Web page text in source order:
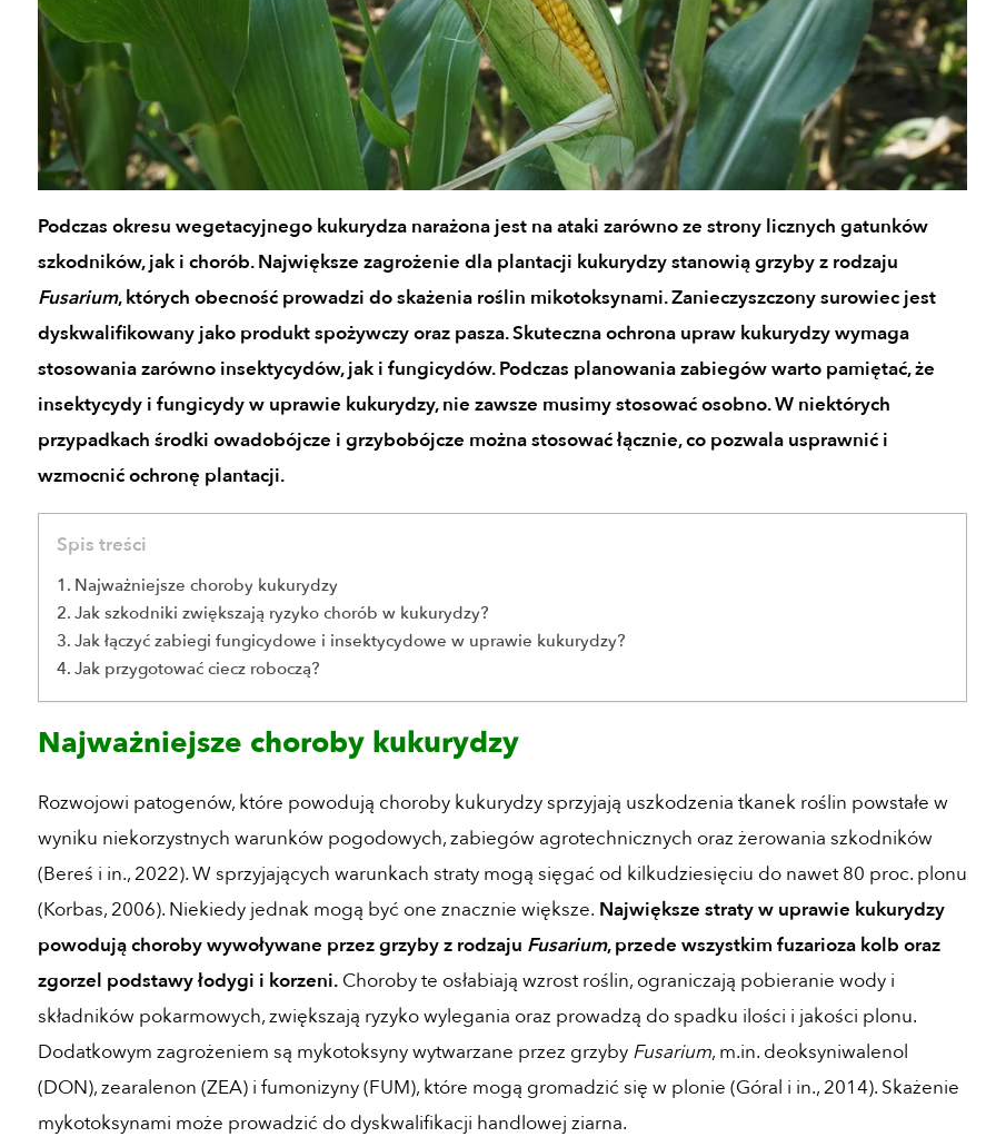
Podczas okresu wegetacyjnego kukurydza narażona jest na ataki zarówno ze strony licznych gatunków
szkodników, jak i chorób. Największe zagrożenie dla plantacji kukurydzy stanowią grzyby z rodzaju
Fusarium, których obecność prowadzi do skażenia roślin mikotoksynami. Zanieczyszczony surowiec jest
dyskwalifikowany jako produkt spożywczy oraz pasza. Skuteczna ochrona upraw kukurydzy wymaga
stosowania zarówno insektycydów, jak i fungicydów. Podczas planowania zabiegów warto pamiętać, że
insektycydy i fungicydy w uprawie kukurydzy, nie zawsze musimy stosować osobno. W niektórych
przypadkach środki owadobójcze i grzybobójcze można stosować łącznie, co pozwala usprawnić i
wzmocnić ochronę plantacji.
Spis treści
Najważniejsze choroby kukurydzy
Jak szkodniki zwiększają ryzyko chorób w kukurydzy?
Jak łączyć zabiegi fungicydowe i insektycydowe w uprawie kukurydzy?
Jak przygotować ciecz roboczą?
Najważniejsze choroby kukurydzy
Rozwojowi patogenów, które powodują choroby kukurydzy sprzyjają uszkodzenia tkanek roślin powstałe w
wyniku niekorzystnych warunków pogodowych, zabiegów agrotechnicznych oraz żerowania szkodników
(Bereś i in., 2022). W sprzyjających warunkach straty mogą sięgać od kilkudziesięciu do nawet 80 proc. plonu
(Korbas, 2006). Niekiedy jednak mogą być one znacznie większe. Największe straty w uprawie kukurydzy
powodują choroby wywoływane przez grzyby z rodzaju Fusarium, przede wszystkim fuzarioza kolb oraz
zgorzel podstawy łodygi i korzeni.Choroby te osłabiają wzrost roślin, ograniczają pobieranie wody i
składników pokarmowych, zwiększają ryzyko wylegania oraz prowadzą do spadku ilości i jakości plonu.
Dodatkowym zagrożeniem są mykotoksyny wytwarzane przez grzyby Fusarium, m.in. deoksyniwalenol
(DON), zearalenon (ZEA) i fumonizyny (FUM), które mogą gromadzić się w plonie (Góral i in., 2014). Skażenie
mykotoksynami może prowadzić do dyskwalifikacji handlowej ziarna.